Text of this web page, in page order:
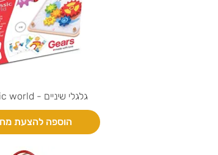
גלגלי שיניים - Classic world
הוספה להצעת